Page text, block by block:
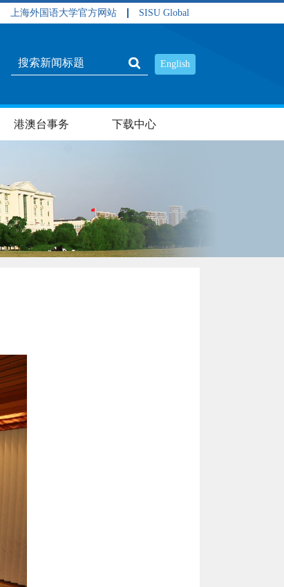
上海外国语大学官方网站 SISU Global
English
港澳台事务 下载中心